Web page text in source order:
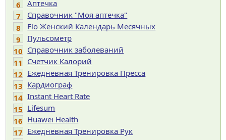
6
Аптечка
7
Справочник "Моя аптечка"
8
Flo Женский Календарь Месячных
9
Пульсометр
10 Справочник заболеваний
11 Счетчик Калорий
12 Ежедневная Тренировка Пресса
13 Кардиограф
14 Instant Heart Rate
15 Lifesum
16 Huawei Health
17 Ежедневная Тренировка Рук